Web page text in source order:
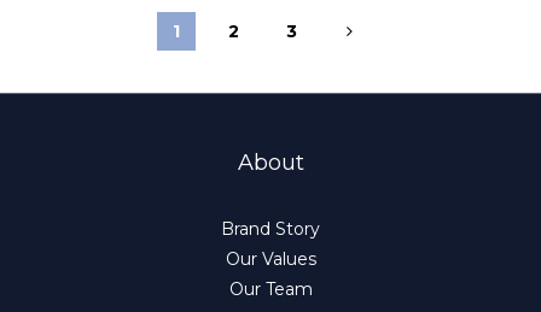
1 2 3
About
Brand Story
Our Values
Our Team